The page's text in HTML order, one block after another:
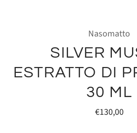
Nasomatto
SILVER
ESTRATTO DI
30 ML
€130,00